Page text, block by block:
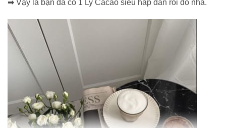
➡ Vậy là bạn đã có 1 Ly Cacao siêu hấp dẫn rồi đó nha.